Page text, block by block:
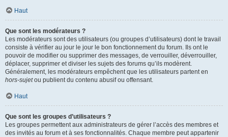
Haut
Que sont les modérateurs ?
Les modérateurs sont des utilisateurs (ou groupes d’utilisateurs) dont le travail
consiste à vérifier au jour le jour le bon fonctionnement du forum. Ils ont le
pouvoir de modifier ou supprimer des messages, de verrouiller, déverrouiller,
déplacer, supprimer et diviser les sujets des forums qu’ils modèrent.
Généralement, les modérateurs empêchent que les utilisateurs partent en
hors-sujetou publient du contenu abusif ou offensant.
Haut
Que sont les groupes d’utilisateurs ?
Les groupes permettent aux administrateurs de gérer l’accès des membres et
des invités au forum et à ses fonctionnalités. Chaque membre peut appartenir